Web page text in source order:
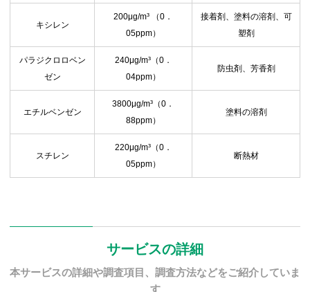
キシレン
200μg/m³ （0．
05ppm）
接着剤、塗料の溶剤、可
塑剤
パラジクロロベン
ゼン
240μg/m³（0．
04ppm）
防虫剤、芳香剤
エチルベンゼン
3800μg/m³（0．
88ppm）
塗料の溶剤
スチレン
220μg/m³（0．
05ppm）
断熱材
サービスの詳細
本サービスの詳細や調査項目、調査方法などをご紹介していま
す